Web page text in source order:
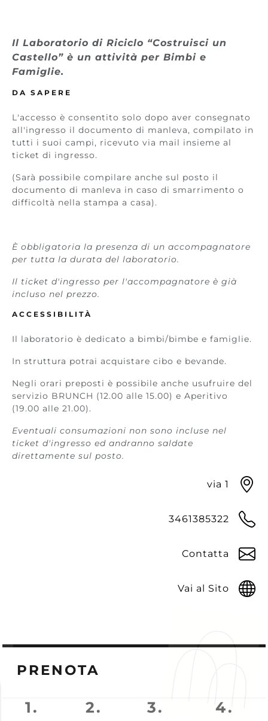
Il Laboratorio di Riciclo “Costruisci un
Castello” è un attività per Bimbi e
Famiglie.
DA SAPERE
L'accesso è consentito solo dopo aver consegnato
all'ingresso il documento di manleva, compilato in
tutti i suoi campi, ricevuto via mail insieme al
ticket di ingresso.
(Sarà possibile compilare anche sul posto il
documento di manleva in caso di smarrimento o
difficoltà nella stampa a casa).
È obbligatoria la presenza di un accompagnatore
per tutta la durata del laboratorio.
Il ticket d'ingresso per l'accompagnatore è già
incluso nel prezzo.
ACCESSIBILITÀ
Il laboratorio è dedicato a bimbi/bimbe e famiglie.
In struttura potrai acquistare cibo e bevande.
Negli orari preposti è possibile anche usufruire del
servizio BRUNCH (12.00 alle 15.00) e Aperitivo
(19.00 alle 21.00).
Eventuali consumazioni non sono incluse nel
ticket d'ingresso ed andranno saldate
direttamente sul posto.
via 1
3461385322
Contatta
Vai al Sito
PRENOTA
1. 2. 3. 4.